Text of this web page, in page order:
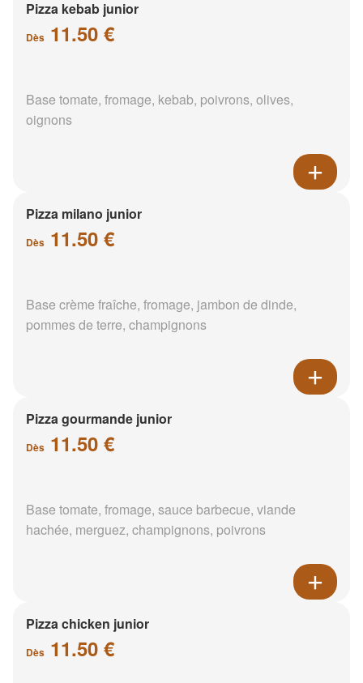
Pizza kebab junior
Dès 11.50 €
Base tomate, fromage, kebab, poivrons, olives,
oignons
Pizza milano junior
Dès 11.50 €
Base crème fraîche, fromage, jambon de dinde,
pommes de terre, champignons
Pizza gourmande junior
Dès 11.50 €
Base tomate, fromage, sauce barbecue, viande
hachée, merguez, champignons, poivrons
Pizza chicken junior
Dès 11.50 €